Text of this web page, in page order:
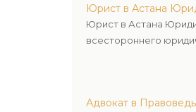
Юрист в Астана
Юрист в Астана
всестороннего
Адвокат в